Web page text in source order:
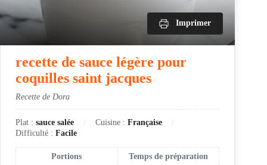
Imprimer
recette de sauce légère pour
coquilles saint jacques
Recette de Dora
Plat : sauce salée Cuisine : Française
Difficulté : Facile
Portions
Temps de préparation